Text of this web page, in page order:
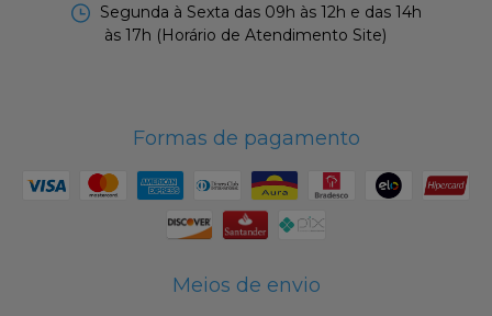
Segunda à Sexta das 09h às 12h e das 14h
às 17h (Horário de Atendimento Site)
Formas de pagamento
Meios de envio